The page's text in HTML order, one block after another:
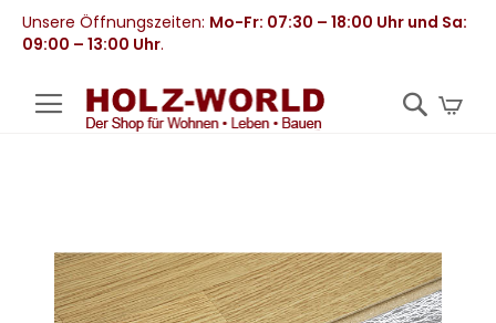
Unsere Öffnungszeiten: Mo-Fr: 07:30 – 18:00 Uhr und Sa:
09:00 – 13:00 Uhr.
springen